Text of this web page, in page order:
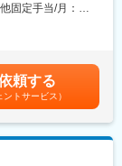
を実施。日本薬
随時開催。最新の
患者様とのより
いたりしなが
定期的な勉強会・
資格取得に向けて
固定手当/月：
■賞与：年2回（6
も目安の金額で
。月給(月額)は固定
頼する
ントサービス）